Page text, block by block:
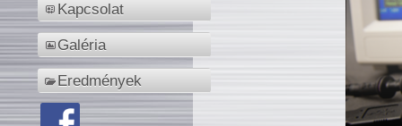
Kapcsolat
Galéria
Eredmények